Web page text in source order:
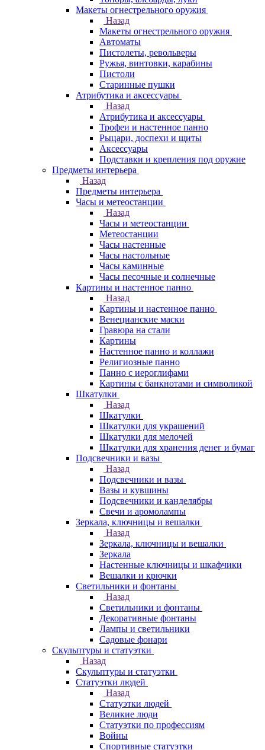
Макеты огнестрельного оружия
Назад
Макеты огнестрельного оружия
Автоматы
Пистолеты, револьверы
Ружья, винтовки, карабины
Пистоли
Старинные пушки
Атрибутика и аксессуары
Назад
Атрибутика и аксессуары
Трофеи и настенное панно
Рыцари, доспехи и щиты
Аксессуары
Подставки и крепления под оружие
Предметы интерьера
Назад
Предметы интерьера
Часы и метеостанции
Назад
Часы и метеостанции
Метеостанции
Часы настенные
Часы настольные
Часы каминные
Часы песочные и солнечные
Картины и настенное панно
Назад
Картины и настенное панно
Венецианские маски
Гравюра на стали
Картины
Настенное панно и коллажи
Религиозные панно
Панно с иероглифами
Картины с банкнотами и символикой
Шкатулки
Назад
Шкатулки
Шкатулки для украшений
Шкатулки для мелочей
Шкатулки для хранения денег и бумаг
Подсвечники и вазы
Назад
Подсвечники и вазы
Вазы и кувшины
Подсвечники и канделябры
Свечи и аромолампы
Зеркала, ключницы и вешалки
Назад
Зеркала, ключницы и вешалки
Зеркала
Настенные ключницы и шкафчики
Вешалки и крючки
Светильники и фонтаны
Назад
Светильники и фонтаны
Декоративные фонтаны
Лампы и светильники
Садовые фонари
Скульптуры и статуэтки
Назад
Скульптуры и статуэтки
Статуэтки людей
Назад
Статуэтки людей
Великие люди
Статуэтки по профессиям
Войны
Спортивные статуэтки